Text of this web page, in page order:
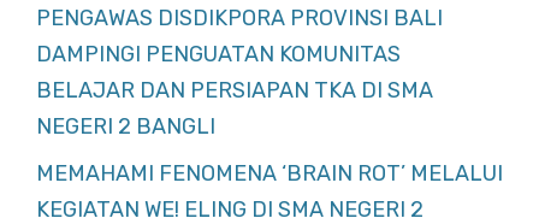
PENGAWAS DISDIKPORA PROVINSI BALI
DAMPINGI PENGUATAN KOMUNITAS
BELAJAR DAN PERSIAPAN TKA DI SMA
NEGERI 2 BANGLI
MEMAHAMI FENOMENA ‘BRAIN ROT’ MELALUI
KEGIATAN WE! ELING DI SMA NEGERI 2